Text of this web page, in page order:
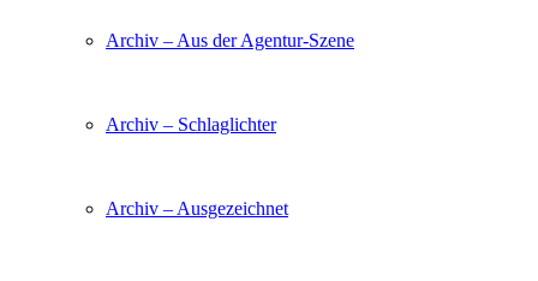
Archiv – Aus der Agentur-Szene
Archiv – Schlaglichter
Archiv – Ausgezeichnet